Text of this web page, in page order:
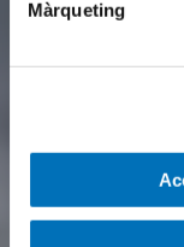
Màrqueting